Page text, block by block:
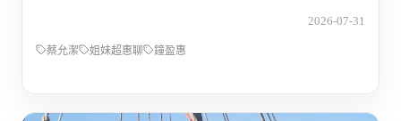
2026-07-31
蔡允潔 姐妹超惠聊 鐘盈惠